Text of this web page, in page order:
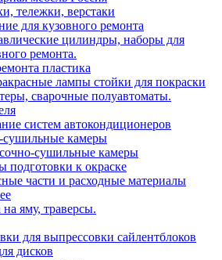
тележки, верстаки
для кузовного ремонта
цилиндры, наборы для
ремонта.
пластика
лампы стойки для покраски
сварочные полуавтоматы.
систем автокондиционеров
сушильные камеры
сушильные камеры
подготовки к окраске
части и расходные материалы
яму, траверсы.
для выпрессовки сайлентблоков
дисков